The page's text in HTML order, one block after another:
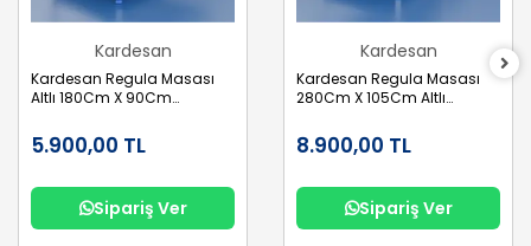
Kardesan
Kardesan Regula Masası
Altlı 180Cm X 90Cm
5.900,00 TL
Sipariş Ver
Kardesan
Kardesan Regula Masası
280Cm X 105Cm Altlı
8.900,00 TL
Sipariş Ver